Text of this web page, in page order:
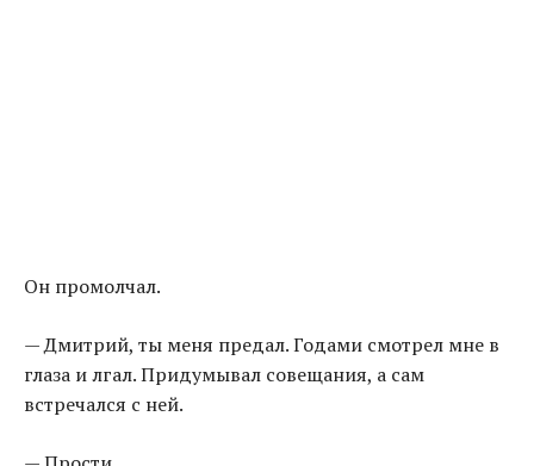
Он промолчал.
— Дмитрий, ты меня предал. Годами смотрел мне в
глаза и лгал. Придумывал совещания, а сам
встречался с ней.